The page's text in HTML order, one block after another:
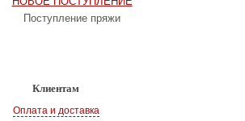
Поступление пряжи
Клиентам
Оплата и доставка